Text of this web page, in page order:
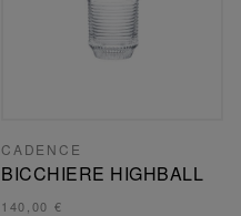
CADENCE
BICCHIERE HIGHBALL
140,00 €